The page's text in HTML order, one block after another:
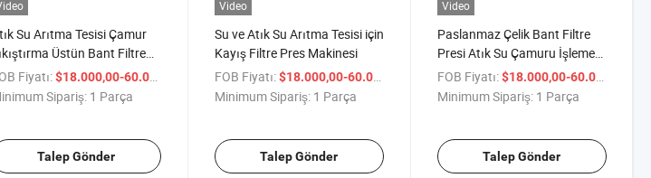
Su Arıtma Tesisi Çamur
Üstün Bant Filtre
Makinesi
Fiyatı: $18.000,00-60.000,00
/ Parça
Sipariş: 1 Parça
Talep Gönder
Video
Su ve Atık Su Arıtma Tesisi için
Kayış Filtre Pres Makinesi
FOB Fiyatı: $18.000,00-60.000,00
/ Parça
Minimum Sipariş: 1 Parça
Talep Gönder
Video
Paslanmaz Çelik Bant Filtre
Presi Atık Su Çamuru İşleme
için
FOB Fiyatı: $18.000,00-60.000,00
Minimum Sipariş: 1 Parça
Talep Gönder